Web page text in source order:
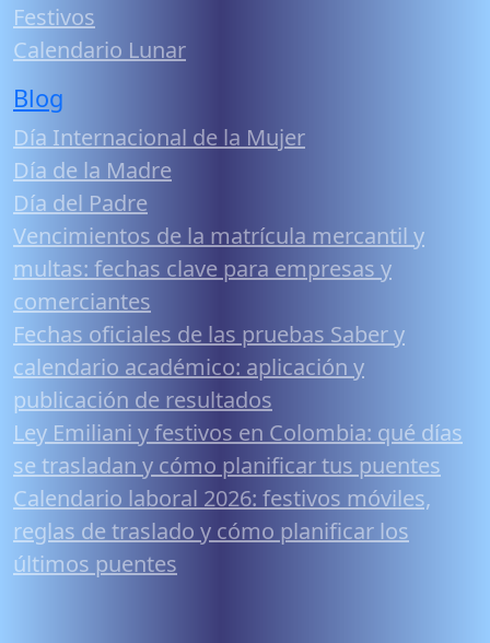
Festivos
Calendario Lunar
Blog
Día Internacional de la Mujer
Día de la Madre
Día del Padre
Vencimientos de la matrícula mercantil y
multas: fechas clave para empresas y
comerciantes
Fechas oficiales de las pruebas Saber y
calendario académico: aplicación y
publicación de resultados
Ley Emiliani y festivos en Colombia: qué días
se trasladan y cómo planificar tus puentes
Calendario laboral 2026: festivos móviles,
reglas de traslado y cómo planificar los
últimos puentes